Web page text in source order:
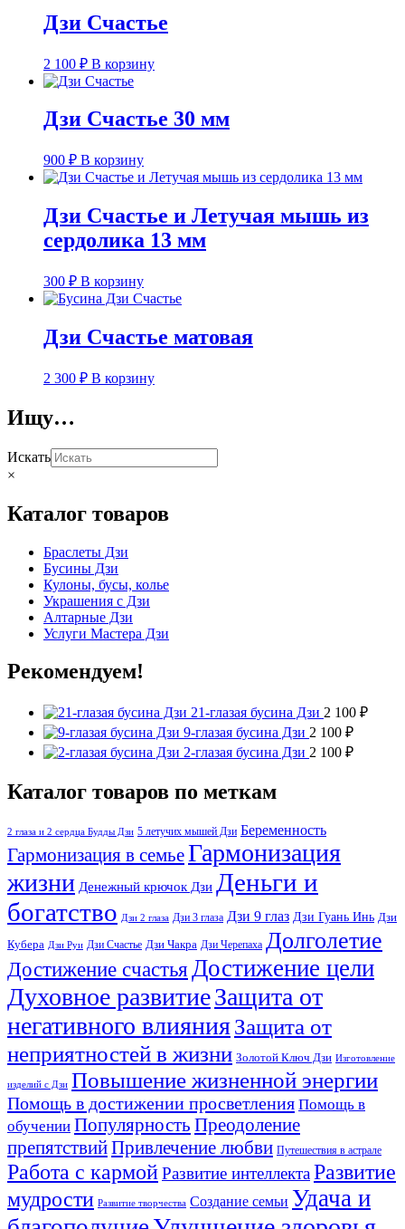
Дзи Счастье
2 100 ₽ В корзину
Дзи Счастье 30 мм
900 ₽ В корзину
Дзи Счастье и Летучая мышь из
сердолика 13 мм
300 ₽ В корзину
Дзи Счастье матовая
2 300 ₽ В корзину
Ищу…
Искать
×
Каталог товаров
Браслеты Дзи
Бусины Дзи
Кулоны, бусы, колье
Украшения с Дзи
Алтарные Дзи
Услуги Мастера Дзи
Рекомендуем!
21-глазая бусина Дзи 2 100 ₽
9-глазая бусина Дзи 2 100 ₽
2-глазая бусина Дзи 2 100 ₽
Каталог товаров по меткам
2 глаза и 2 сердца Будды Дзи 5 летучих мышей Дзи Беременность
Гармонизация в семьеГармонизация
жизни Денежный крючок Дзи Деньги и
богатство Дзи 2 глаза Дзи 3 глаза Дзи 9 глаз Дзи Гуань Инь Дзи
Кубера Дзи Руи Дзи Счастье Дзи Чакра Дзи Черепаха Долголетие
Достижение счастьяДостижение цели
Духовное развитиеЗащита от
негативного влиянияЗащита от
неприятностей в жизни Золотой Ключ Дзи Изготовление
изделий с Дзи Повышение жизненной энергии
Помощь в достижении просветления Помощь в
обучении Популярность Преодоление
препятствийПривлечение любви Путешествия в астрале
Работа с кармойРазвитие интеллектаРазвитие
мудрости Развитие творчества Создание семьи Удача и